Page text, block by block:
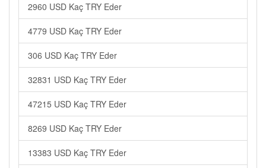
2960 USD Kaç TRY Eder
4779 USD Kaç TRY Eder
306 USD Kaç TRY Eder
32831 USD Kaç TRY Eder
47215 USD Kaç TRY Eder
8269 USD Kaç TRY Eder
13383 USD Kaç TRY Eder